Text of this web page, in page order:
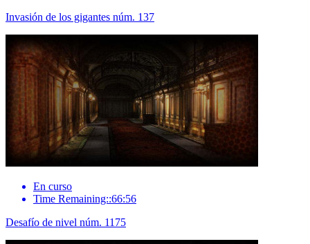
Invasión de los gigantes núm. 137
En curso
Time Remaining::66:56
Desafío de nivel núm. 1175